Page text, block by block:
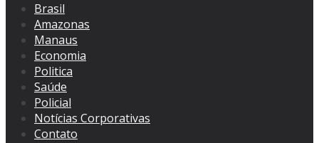
Brasil
Amazonas
Manaus
Economia
Politica
Saúde
Policial
Notícias Corporativas
Contato